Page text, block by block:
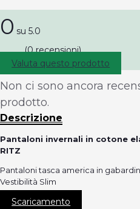
0 su 5.0
(0 recensioni)
Valuta questo prodotto
Non ci sono ancora
prodotto.
Descrizione
Pantaloni invernali in cotone
RITZ
Pantaloni tasca america in
Vestibilità Slim
Scaricamento